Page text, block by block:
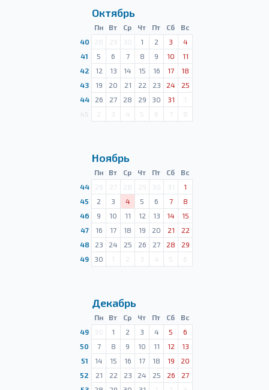
Октябрь
Пн Вт Ср Чт Пт Сб
Вс
40
28 29 30 1 2 3
4
41
5 6 7 8 9 10
11
42
12 13 14 15 16 17
18
43
19 20 21 22 23 24
25
44
26 27 28 29 30 31
1
2 3 4 5 6 7 8
Ноябрь
Пн Вт Ср Чт Пт Сб
Вс
44
26 27 28 29 30 31
1
45
2 3 4 5 6 7
8
46
9 10 11 12 13 14
15
47
16 17 18 19 20 21
22
48
23 24 25 26 27 28
29
49
30 1 2 3 4 5 6
Декабрь
Пн Вт Ср Чт Пт Сб
Вс
49
30 1 2 3 4 5
6
50
7 8 9 10 11 12
13
51
14 15 16 17 18 19
20
52
21 22 23 24 25 26
27